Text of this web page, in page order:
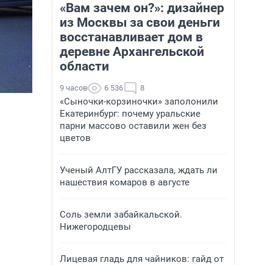
«Вам зачем он?»: дизайнер
из Москвы за свои деньги
восстанавливает дом в
деревне Архангельской
области
9 часов 6 536 8
«Сыночки-корзиночки» заполонили
Екатеринбург: почему уральские
парни массово оставили жен без
цветов
Ученый АлтГУ рассказала, ждать ли
нашествия комаров в августе
Соль земли забайкальской.
Нижегородцевы
Лицевая гладь для чайников: гайд от